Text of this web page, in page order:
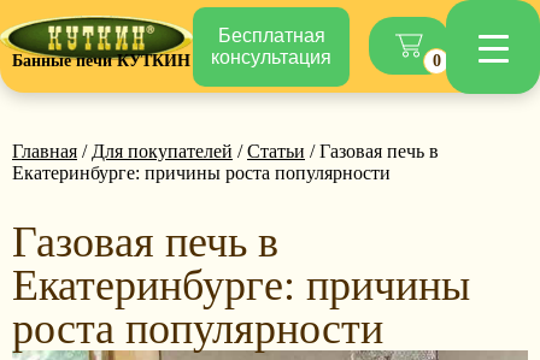
Банные печи КУТКИН
Бесплатная
консультация
0
Главная / Для покупателей /Статьи / Газовая печь в
Екатеринбурге: причины роста популярности
Газовая печь в
Екатеринбурге: причины
роста популярности